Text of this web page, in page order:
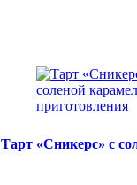
Тарт «Сникерс» с